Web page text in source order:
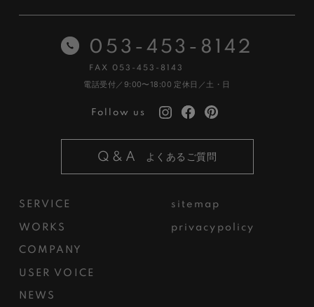
SERVICE
WORKS
COMPANY
USER VOICE
NEWS
sitemap
privacypolicy
053-453-8142
FAX 053-453-8143
電話受付／9:00〜18:00 定休日／土・日
Follow us
Q&A よくあるご質問